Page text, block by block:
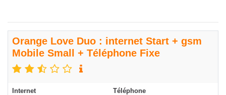
Orange Love Duo : internet Start + gsm
Mobile Small + Téléphone Fixe
Internet
Téléphone